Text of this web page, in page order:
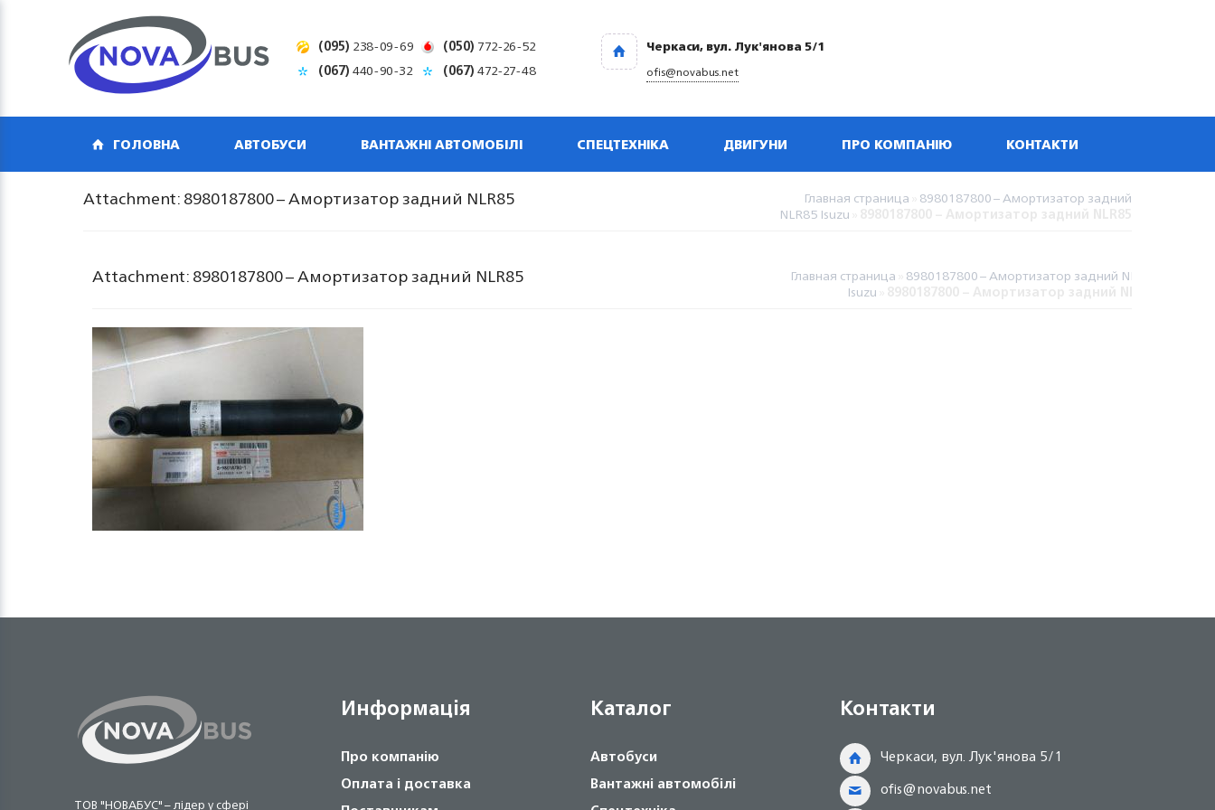
(095) 238-09-69 (050) 772-26-52
(067)440-90-32 (067)472-27-48
Черкаси, вул. Лук'янова 5/1
ofis@novabus.net
ГОЛОВНА АВТОБУСИ ВАНТАЖНІ АВТОМОБІЛІ СПЕЦТЕХНІКА ДВИГУНИ ПРО КОМПАНІЮ КОНТАКТИ
Attachment: 8980187800 – Амортизатор задний NLR85 Главная страница 8980187800 – Амортизатор задний
NLR85 Isuzu
Attachment: 8980187800 – Амортизатор задний NLR85 Главная страница 8980187800 – Амортизатор задний NLR85
Isuzu
ТОВ "НОВАБУС" – лідер у сфері
Информація
Про компанію
Оплата і доставка
Каталог
Автобуси
Вантажні автомобілі
Контакти
Черкаси, вул. Лук'янова 5/1
ofis@novabus.net